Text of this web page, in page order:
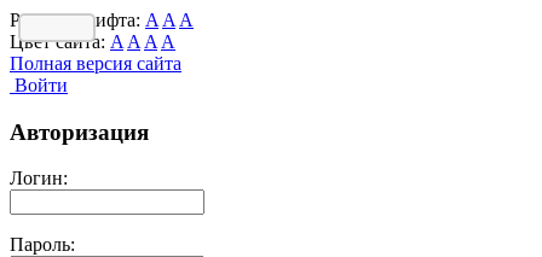
Размер шрифта: A A A
Цвет сайта: A A A A
Полная версия сайта
Войти
Авторизация
Логин:
Пароль: